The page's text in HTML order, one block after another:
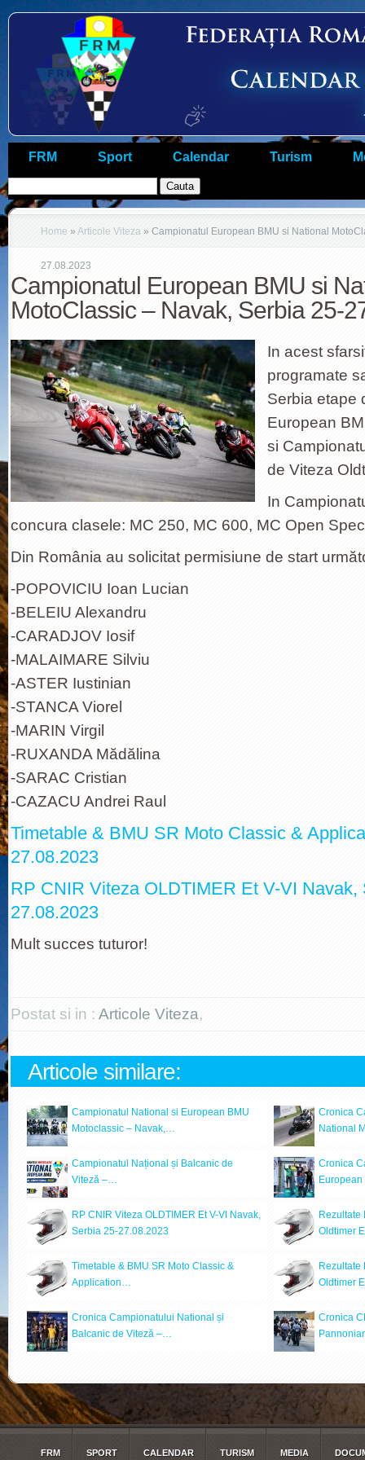
FRM Sport Calendar Turism
Home » Articole Viteza » Campionatul European BMU si National
27.08.2023
Campionatul European BMU si
MotoClassic – Navak, Serbia 25-
In acest
programate
Serbia etape
European
si
de Viteza
In
concura clasele: MC 250, MC 600, MC Open
Din România au solicitat permisiune de start
-POPOVICIU Ioan Lucian
-BELEIU Alexandru
-CARADJOV Iosif
-MALAIMARE Silviu
-ASTER Iustinian
-STANCA Viorel
-MARIN Virgil
-RUXANDA Mădălina
-SARAC Cristian
-CAZACU Andrei Raul
Timetable & BMU SR Moto Classic &
27.08.2023
RP CNIR Viteza OLDTIMER Et V-VI Navak,
27.08.2023
Mult succes tuturor!
Postat si in : Articole Viteza,
Articole similare:
Campionatul National si European BMU
Motoclassic – Navak,…
Cronica
National
Campionatul Național și Balcanic de
Viteză –…
Cronica
RP CNIR Viteza OLDTIMER Et V-VI Navak,
Serbia 25-27.08.2023
Rezultate
Oldtimer
Timetable & BMU SR Moto Classic &
Application…
Rezultate
Oldtimer
Cronica Campionatului National și
Balcanic de Viteză –…
Cronica
FRM SPORT CALENDAR TURISM MEDIA